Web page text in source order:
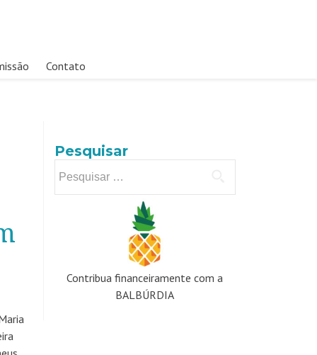
Contato
Pesquisar
por:
Contribua financeiramente com a
BALBÚRDIA